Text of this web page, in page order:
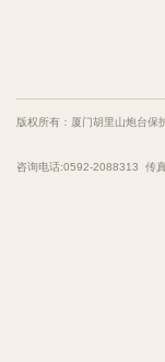
版权所有：厦门胡里山炮台
咨询电话:0592-2088313 传